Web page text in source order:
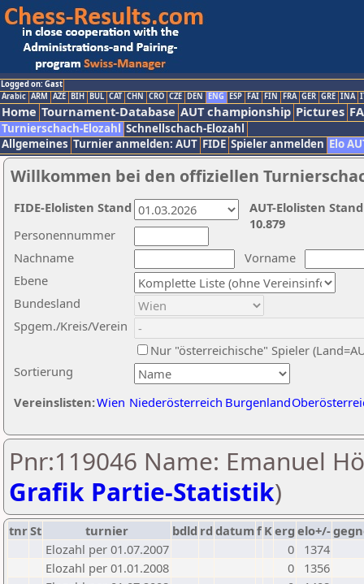
Logged on: Gast
Arabic ARM AZE BIH BUL CAT CHN CRO CZE DEN ENG ESP FAI FIN FRA GER GRE INA
Home Tournament-Database AUT championship Pictures
Turnierschach-Elozahl Schnellschach-Elozahl
Allgemeines Turnier anmelden: AUT FIDE Spieler anmelden Elo
Willkommen bei den offiziellen
Nachname
Vorname
Ebene
Sortierung
Personennummer
Bundesland
Spgem./Kreis/Verein
Nur "österreichische" Spieler
Vereinslisten:Wien Niederösterreich Burgenland
AUT-Elolisten
10.879
FIDE-Elolisten Stand
Pnr:119046 Name: Emanuel
Grafik Partie-Statistik)
tnrSt turnier bdld rd datumf Kerg elo+/-
Elozahl per 01.07.2007
0
1374
Elozahl per 01.01.2008
0
1356